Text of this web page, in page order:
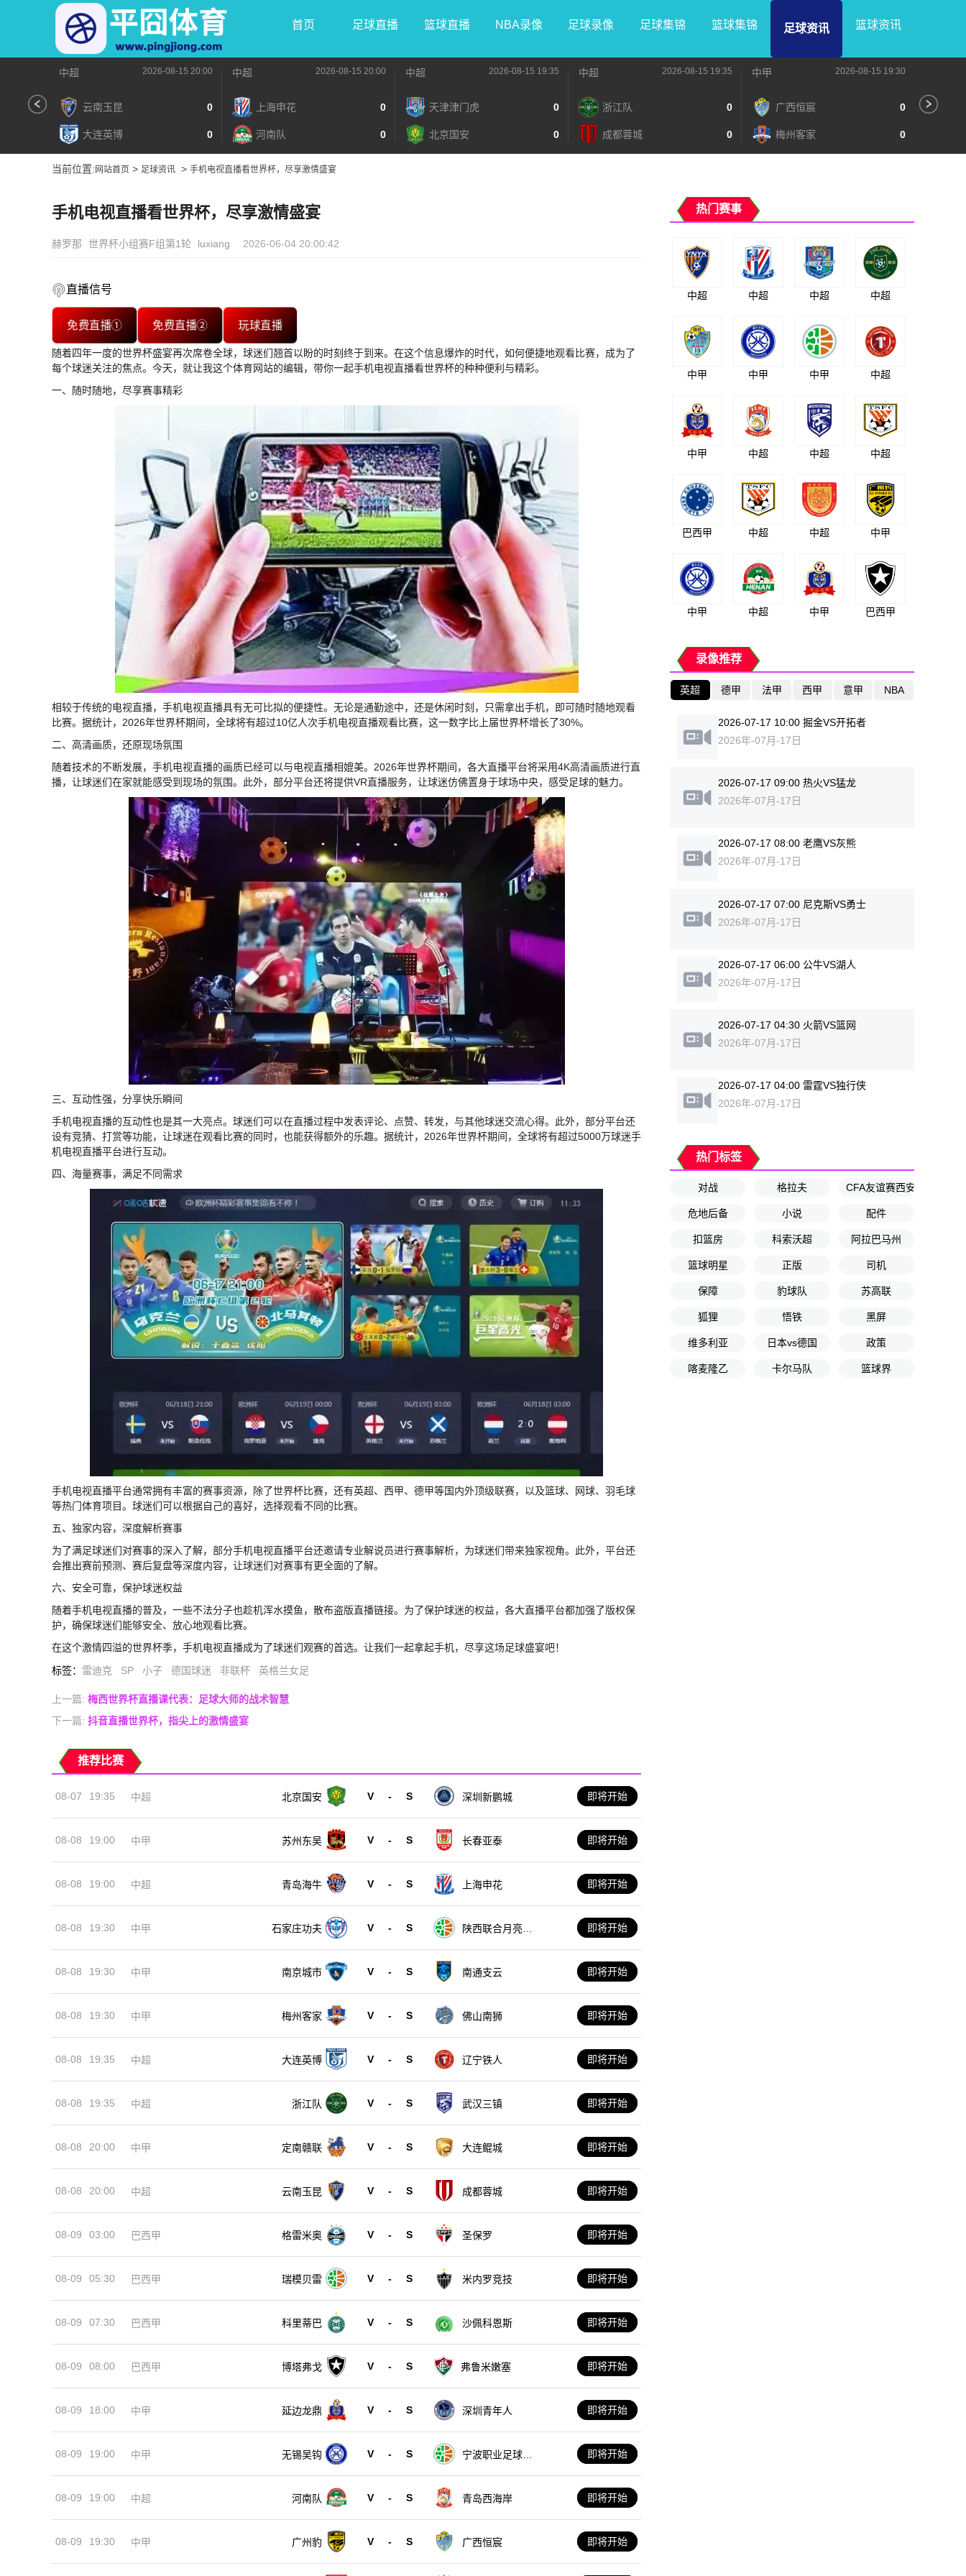
首页 足球直播 篮球直播 NBA录像 足球录像 足球集锦 篮球集锦 足球资讯 篮球资讯
中超 2026-08-15 20:00
云南玉昆 0
大连英博 0
中超 2026-08-15 20:00
上海申花 0
河南队 0
中超 2026-08-15 19:35
天津津门虎 0
北京国安 0
中超 2026-08-15 19:35
浙江队 0
成都蓉城 0
中甲 2026-08-15 19:30
广西恒宸 0
梅州客家 0
当前位置: 网站首页 > 足球资讯 > 手机电视直播看世界杯，尽享激情盛宴
手机电视直播看世界杯，尽享激情盛宴
赫罗那 世界杯小组赛F组第1轮 luxiang 2026-06-04 20:00:42
直播信号
免费直播① 免费直播② 玩球直播
随着四年一度的世界杯盛宴再次席卷全球，球迷们翘首以盼的时刻终于到来。在这个信息爆炸的时代，如何便捷地观看比赛，成为了
每个球迷关注的焦点。今天，就让我这个体育网站的编辑，带你一起手机电视直播看世界杯的种种便利与精彩。
一、随时随地，尽享赛事精彩
相较于传统的电视直播，手机电视直播具有无可比拟的便捷性。无论是通勤途中，还是休闲时刻，只需拿出手机，即可随时随地观看
比赛。据统计，2026年世界杯期间，全球将有超过10亿人次手机电视直播观看比赛，这一数字比上届世界杯增长了30%。
二、高清画质，还原现场氛围
随着技术的不断发展，手机电视直播的画质已经可以与电视直播相媲美。2026年世界杯期间，各大直播平台将采用4K高清画质进行直
播，让球迷们在家就能感受到现场的氛围。此外，部分平台还将提供VR直播服务，让球迷仿佛置身于球场中央，感受足球的魅力。
三、互动性强，分享快乐瞬间
手机电视直播的互动性也是其一大亮点。球迷们可以在直播过程中发表评论、点赞、转发，与其他球迷交流心得。此外，部分平台还
设有竞猜、打赏等功能，让球迷在观看比赛的同时，也能获得额外的乐趣。据统计，2026年世界杯期间，全球将有超过5000万球迷手
机电视直播平台进行互动。
四、海量赛事，满足不同需求
手机电视直播平台通常拥有丰富的赛事资源，除了世界杯比赛，还有英超、西甲、德甲等国内外顶级联赛，以及篮球、网球、羽毛球
等热门体育项目。球迷们可以根据自己的喜好，选择观看不同的比赛。
五、独家内容，深度解析赛事
为了满足球迷们对赛事的深入了解，部分手机电视直播平台还邀请专业解说员进行赛事解析，为球迷们带来独家视角。此外，平台还
会推出赛前预测、赛后复盘等深度内容，让球迷们对赛事有更全面的了解。
六、安全可靠，保护球迷权益
随着手机电视直播的普及，一些不法分子也趁机浑水摸鱼，散布盗版直播链接。为了保护球迷的权益，各大直播平台都加强了版权保
护，确保球迷们能够安全、放心地观看比赛。
在这个激情四溢的世界杯季，手机电视直播成为了球迷们观赛的首选。让我们一起拿起手机，尽享这场足球盛宴吧！
标签： 雷迪克 SP 小子 德国球迷 非联杯 英格兰女足
上一篇: 梅西世界杯直播课代表：足球大师的战术智慧
下一篇: 抖音直播世界杯，指尖上的激情盛宴
推荐比赛
08-07 19:35 中超 北京国安 V - S 深圳新鹏城 即将开始
08-08 19:00 中甲 苏州东吴 V - S 长春亚泰 即将开始
08-08 19:00 中超 青岛海牛 V - S 上海申花 即将开始
08-08 19:30 中甲 石家庄功夫 V - S
陕西联合月亮泊
即将开始
08-08 19:30 中甲 南京城市 V - S 南通支云 即将开始
08-08 19:30 中甲 梅州客家 V - S 佛山南狮 即将开始
08-08 19:35 中超 大连英博 V - S 辽宁铁人 即将开始
08-08 19:35 中超 浙江队 V - S 武汉三镇 即将开始
08-08 20:00 中甲 定南赣联 V - S 大连鲲城 即将开始
08-08 20:00 中超 云南玉昆 V - S 成都蓉城 即将开始
08-09 03:00 巴西甲 格雷米奥 V - S 圣保罗 即将开始
08-09 05:30 巴西甲 瑞模贝雷 V - S 米内罗竞技 即将开始
08-09 07:30 巴西甲 科里蒂巴 V - S 沙佩科恩斯 即将开始
08-09 08:00 巴西甲 博塔弗戈 V - S 弗鲁米嫩塞 即将开始
08-09 18:00 中甲 延边龙鼎 V - S 深圳青年人 即将开始
08-09 19:00 中甲 无锡吴钩 V - S
宁波职业足球俱
即将开始
08-09 19:00 中超 河南队 V - S 青岛西海岸 即将开始
08-09 19:30 中甲 广州豹 V - S 广西恒宸 即将开始
热门赛事
中超 中超 中超 中超
中甲 中甲 中甲 中超
中甲 中超 中超 中超
巴西甲 中超 中超 中甲
中甲 中超 中甲 巴西甲
录像推荐
英超 德甲 法甲 西甲 意甲 NBA
2026-07-17 10:00 掘金VS开拓者
2026年-07月-17日
2026-07-17 09:00 热火VS猛龙
2026年-07月-17日
2026-07-17 08:00 老鹰VS灰熊
2026年-07月-17日
2026-07-17 07:00 尼克斯VS勇士
2026年-07月-17日
2026-07-17 06:00 公牛VS湖人
2026年-07月-17日
2026-07-17 04:30 火箭VS篮网
2026年-07月-17日
2026-07-17 04:00 雷霆VS独行侠
2026年-07月-17日
热门标签
对战 格拉夫 CFA友谊赛西安赛
危地后备 小说 配件
扣篮房 科索沃超 阿拉巴马州
篮球明星 正版 司机
保障 豹球队 苏高联
狐狸 悟铁 黑屏
维多利亚 日本vs德国 政策
喀麦隆乙 卡尔马队 篮球界